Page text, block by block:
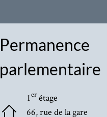
Permanence
parlementaire
1er étage
66, rue de la gare